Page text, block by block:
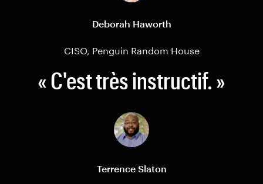
Deborah Haworth
CISO, Penguin Random House
« C'est très instructif. »
Terrence Slaton